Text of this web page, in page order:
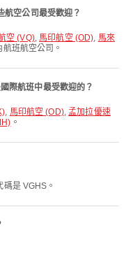
航空公司最受歡迎？
空 (VQ), 馬印航空 (OD), 馬來
班航空公司。
際航班中最受歡迎的？
, 馬印航空 (OD), 孟加拉優速
。
碼是 VGHS。